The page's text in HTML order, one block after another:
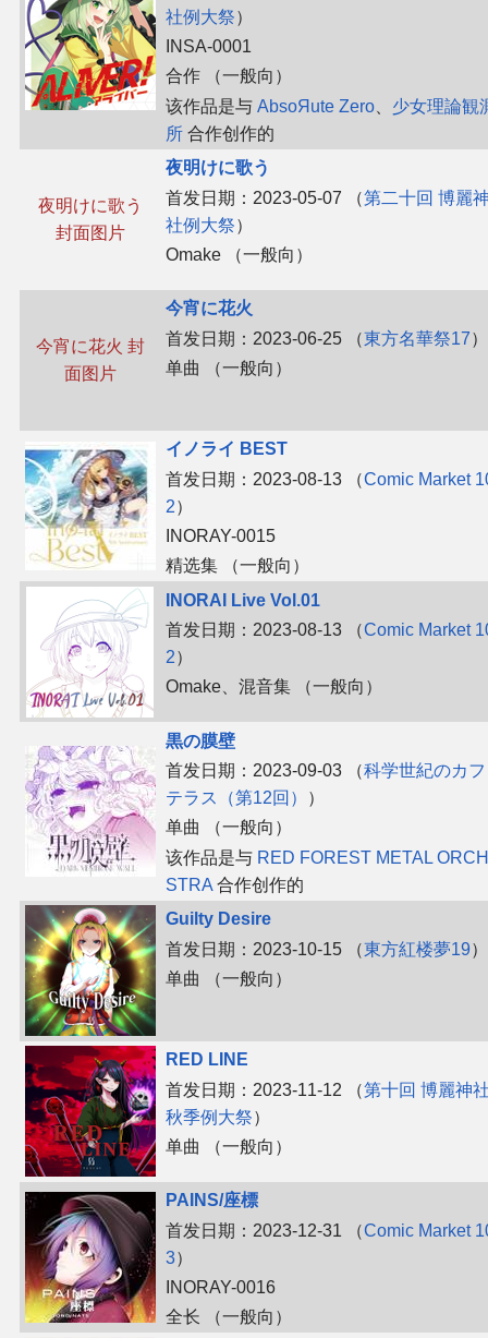
社例大祭）
INSA-0001
合作 （一般向）
该作品是与 AbsoЯute Zero、​ 少女理論観
所合作创作的
夜明けに歌う
封面图片
夜明けに歌う
首发日期：2023-05-07 （第二十回 博麗
社例大祭）
Omake （一般向）
今宵に花火 封
面图片
今宵に花火
首发日期：2023-06-25 （東方名華祭17）
单曲 （一般向）
イノライ BEST
首发日期：2023-08-13 （Comic Market
2）
INORAY-0015
精选集 （一般向）
INORAI Live Vol.01
首发日期：2023-08-13 （Comic Market
2）
Omake、​混音集 （一般向）
黒の膜壁
首发日期：2023-09-03 （科学世紀のカ
テラス（第12回）
）
单曲 （一般向）
该作品是与 RED FOREST METAL
STRA合作创作的
Guilty Desire
首发日期：2023-10-15 （東方紅楼夢19）
单曲 （一般向）
RED LINE
首发日期：2023-11-12 （第十回 博麗神
秋季例大祭）
单曲 （一般向）
PAINS/座標
首发日期：2023-12-31 （Comic Market
3）
INORAY-0016
全长 （一般向）